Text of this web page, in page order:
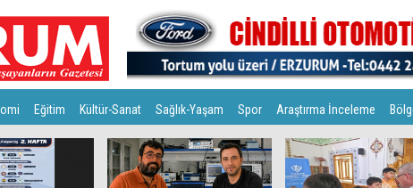
Eğitim Kültür-Sanat Sağlık-Yaşam Spor Araştırma İnceleme